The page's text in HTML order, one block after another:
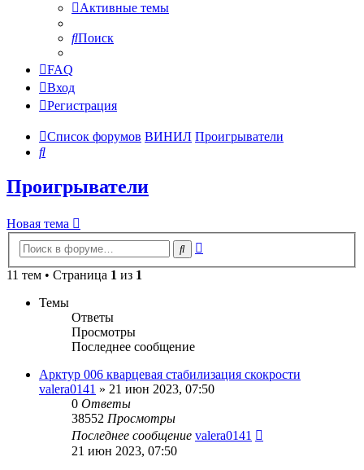
Активные темы
Поиск
FAQ
Вход
Регистрация
Список форумов ВИНИЛ Проигрыватели
Поиск
Проигрыватели
Новая тема
Поиск
11 тем • Страница 1 из 1
Темы
Ответы
Просмотры
Последнее сообщение
Арктур 006 кварцевая стабилизация скокрости
valera0141 » 21 июн 2023, 07:50
0 Ответы
38552 Просмотры
Последнее сообщение valera0141
21 июн 2023, 07:50